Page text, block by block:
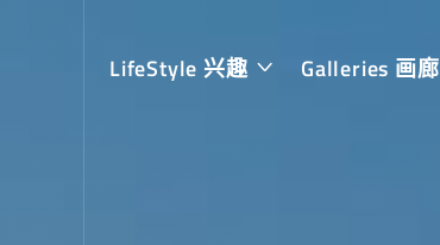
LifeStyle 兴趣 Galleries 画廊